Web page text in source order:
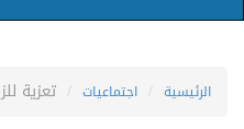
الرئيسية اجتماعيات تعزية